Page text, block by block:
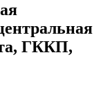
ГККП,